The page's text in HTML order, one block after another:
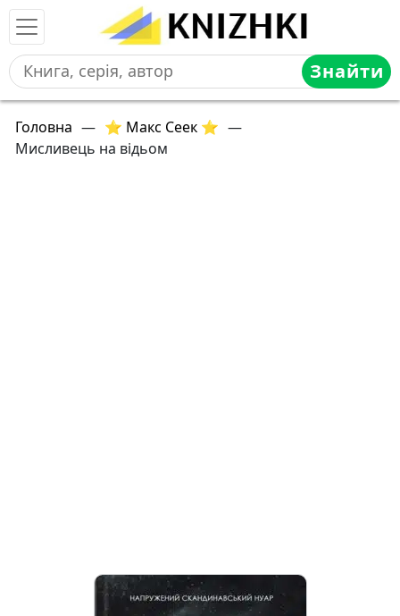
Знайти
Головна — ⭐ Макс Сеек ⭐ —
Мисливець на відьом